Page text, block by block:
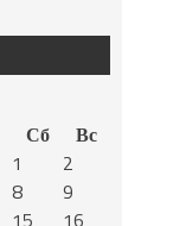
Сб
Вс
1
2
8
9
15
16